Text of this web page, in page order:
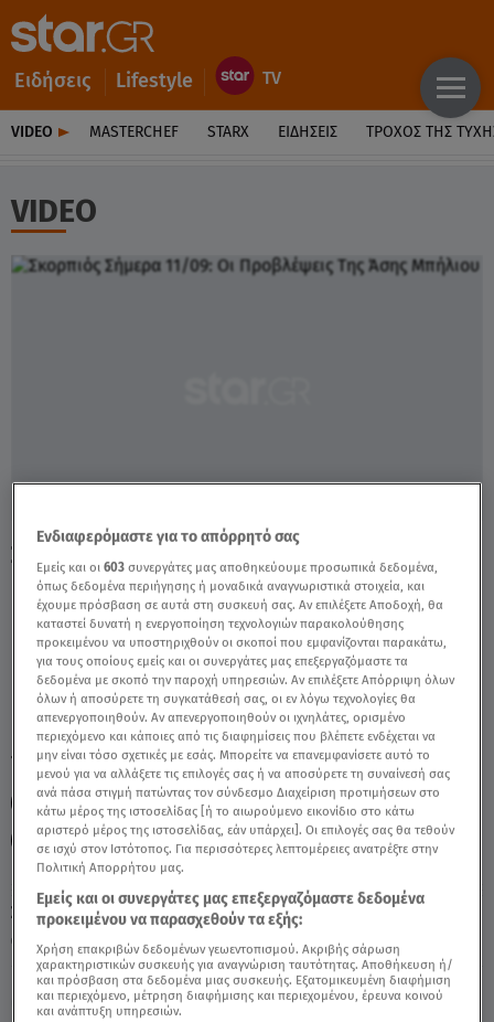
Ειδήσεις Lifestyle
VIDEO MASTERCHEF STARX ΕΙΔΉΣΕΙΣ ΤΡΟΧΌΣ ΤΗΣ
VIDEO
Σάββατο 8 Αυγούστου 2026
11.09.25, 11:10 ΖΩΔΙΑ
Σκορπιός Σήμερα 11/09: Οι Προβλέψεις Tης
Άσης Μπήλιου - Video
TAGS: ΖΩΔΙΑ ΣΚΟΡΠΙΟΣ ΖΩΔΙΑ ΑΣΗ ΜΠΗΛΙΟΥ
ΖΩΔΙΑ ΣΗΜΕΡΑ
ΑΣΗ ΜΠΗΛΙΟΥ
ΑΣΤΡΟΛΟΓΙΚΕΣ ΠΡΟΒΛΕΨΕΙΣ
ΗΜΕΡΗΣΙΕΣ ΠΡΟΒΛΕΨΕΙΣ
Ενδιαφερόμαστε για το απόρρητό σας
Εμείς και οι603 συνεργάτες μας αποθηκεύουμε προσωπικά δεδομένα,
όπως δεδομένα περιήγησης ή μοναδικά αναγνωριστικά στοιχεία, και
έχουμε πρόσβαση σε αυτά στη συσκευή σας. Αν επιλέξετε Αποδοχή, θα
καταστεί δυνατή η ενεργοποίηση τεχνολογιών παρακολούθησης
προκειμένου να υποστηριχθούν οι σκοποί που εμφανίζονται παρακάτω,
για τους οποίους εμείς και οι συνεργάτες μας επεξεργαζόμαστε τα
δεδομένα με σκοπό την παροχή υπηρεσιών. Αν επιλέξετε Απόρριψη όλων
όλων ή αποσύρετε τη συγκατάθεσή σας, οι εν λόγω τεχνολογίες θα
απενεργοποιηθούν. Αν απενεργοποιηθούν οι ιχνηλάτες, ορισμένο
περιεχόμενο και κάποιες από τις διαφημίσεις που βλέπετε ενδέχεται να
μην είναι τόσο σχετικές με εσάς. Μπορείτε να επανεμφανίσετε αυτό το
μενού για να αλλάξετε τις επιλογές σας ή να αποσύρετε τη συναίνεσή σας
ανά πάσα στιγμή πατώντας τον σύνδεσμο Διαχείριση προτιμήσεων στο
κάτω μέρος της ιστοσελίδας [ή το αιωρούμενο εικονίδιο στο κάτω
αριστερό μέρος της ιστοσελίδας, εάν υπάρχει]. Οι επιλογές σας θα τεθούν
σε ισχύ στον Ιστότοπος. Για περισσότερες λεπτομέρειες ανατρέξτε στην
Πολιτική Απορρήτου μας.
Εμείς και οι συνεργάτες μας επεξεργαζόμαστε δεδομένα
προκειμένου να παρασχεθούν τα εξής:
Χρήση επακριβών δεδομένων γεωεντοπισμού. Ακριβής σάρωση
χαρακτηριστικών συσκευής για αναγνώριση ταυτότητας. Αποθήκευση ή/
και πρόσβαση στα δεδομένα μιας συσκευής. Εξατομικευμένη διαφήμιση
και περιεχόμενο, μέτρηση διαφήμισης και περιεχομένου, έρευνα κοινού
και ανάπτυξη υπηρεσιών.